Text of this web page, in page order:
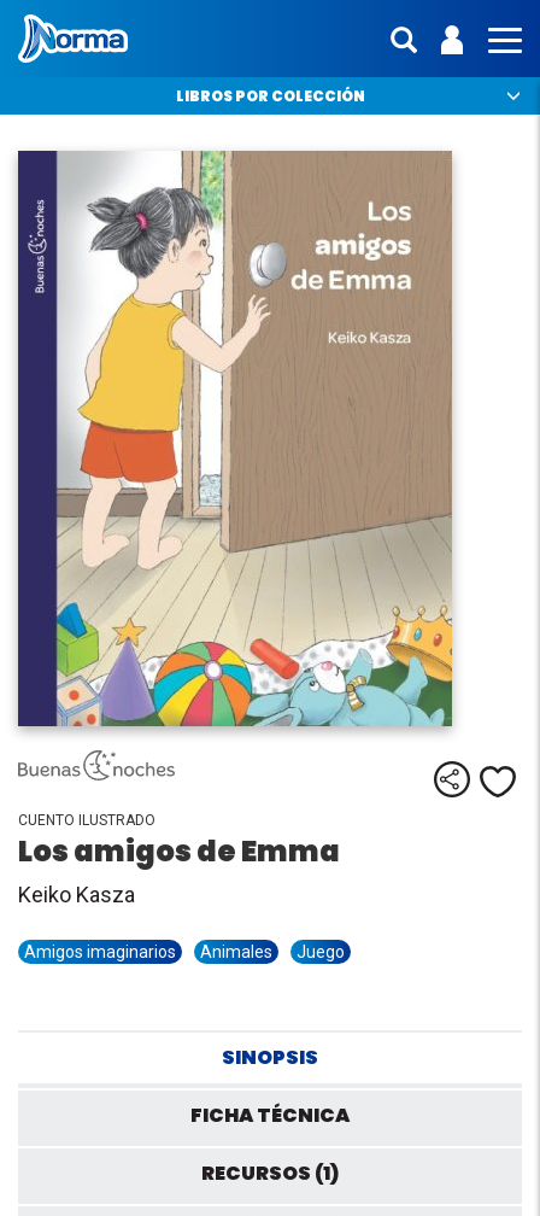
ENTRA |
LIBROS POR COLECCIÓN
CUENTO ILUSTRADO
Los amigos de Emma
Keiko Kasza
Amigos imaginarios Animales Juego
SINOPSIS
FICHA TÉCNICA
RECURSOS (1)